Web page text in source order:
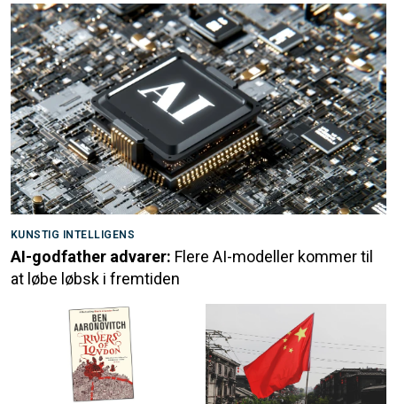
KUNSTIG INTELLIGENS
AI-godfather advarer: Flere AI-modeller kommer til
at løbe løbsk i fremtiden